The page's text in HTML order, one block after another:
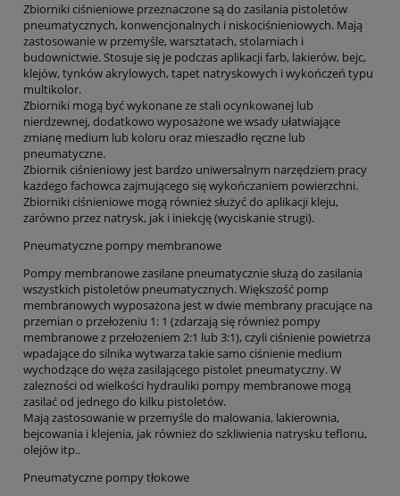
Zbiorniki ciśnieniowe przeznaczone są do zasilania pistoletów
pneumatycznych, konwencjonalnych i niskociśnieniowych. Mają
zastosowanie w przemyśle, warsztatach, stolarniach i
budownictwie. Stosuje się je podczas aplikacji farb, lakierów, bejc,
klejów, tynków akrylowych, tapet natryskowych i wykończeń typu
multikolor.
Zbiorniki mogą być wykonane ze stali ocynkowanej lub
nierdzewnej, dodatkowo wyposażone we wsady ułatwiające
zmianę medium lub koloru oraz mieszadło ręczne lub
pneumatyczne.
Zbiornik ciśnieniowy jest bardzo uniwersalnym narzędziem pracy
każdego fachowca zajmującego się wykończaniem powierzchni.
Zbiorniki ciśnieniowe mogą również służyć do aplikacji kleju,
zarówno przez natrysk, jak i iniekcję (wyciskanie strugi).
Pneumatyczne pompy membranowe
Pompy membranowe zasilane pneumatycznie służą do zasilania
wszystkich pistoletów pneumatycznych. Większość pomp
membranowych wyposażona jest w dwie membrany pracujące na
przemian o przełożeniu 1: 1 (zdarzają się również pompy
membranowe z przełożeniem 2:1 lub 3:1), czyli ciśnienie powietrza
wpadające do silnika wytwarza takie samo ciśnienie medium
wychodzące do węża zasilającego pistolet pneumatyczny. W
zależności od wielkości hydrauliki pompy membranowe mogą
zasilać od jednego do kilku pistoletów.
Mają zastosowanie w przemyśle do malowania, lakierownia,
bejcowania i klejenia, jak również do szkliwienia natrysku teflonu,
olejów itp..
Pneumatyczne pompy tłokowe